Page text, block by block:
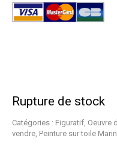
Rupture de stock
Catégories : Figuratif, Oeuvre
vendre, Peinture sur toile